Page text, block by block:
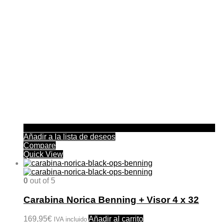
Añadir a la lista de deseos
Compare
Quick View
0 out of 5
Carabina Norica Benning + Visor 4 x 32
169,95€ IVA incluido Añadir al carrito